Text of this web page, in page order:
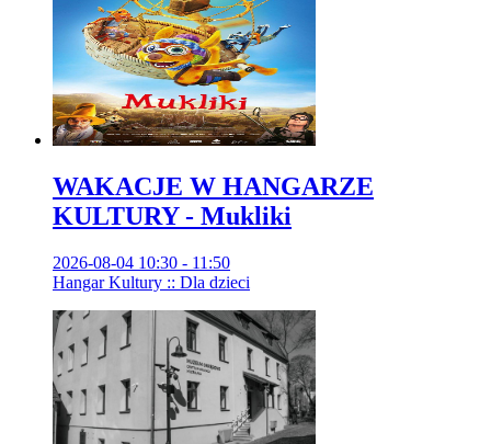
WAKACJE W HANGARZE
KULTURY - Mukliki
2026-08-04 10:30 - 11:50
Hangar Kultury :: Dla dzieci